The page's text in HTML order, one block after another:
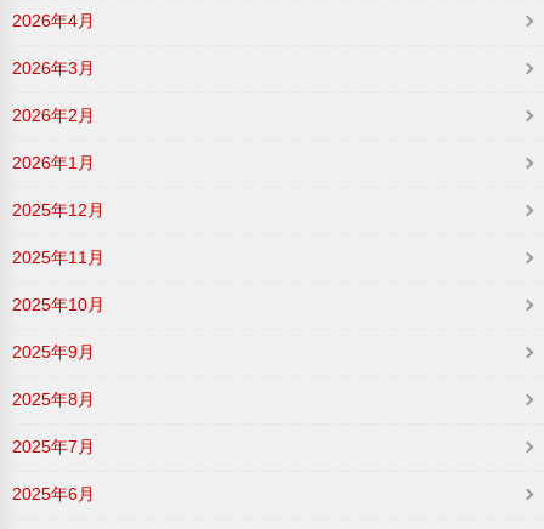
2026年4月
2026年3月
2026年2月
2026年1月
2025年12月
2025年11月
2025年10月
2025年9月
2025年8月
2025年7月
2025年6月